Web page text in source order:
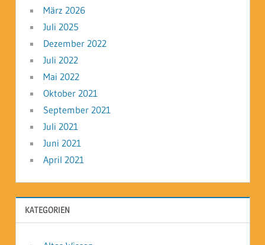
März 2026
Juli 2025
Dezember 2022
Juli 2022
Mai 2022
Oktober 2021
September 2021
Juli 2021
Juni 2021
April 2021
KATEGORIEN